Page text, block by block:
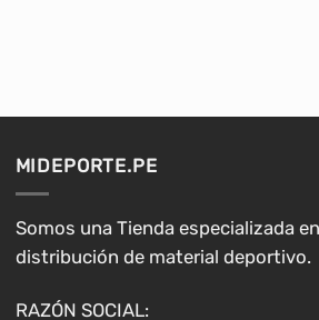
elegir
en
MIDEPORTE.PE
Somos una Tienda especializada
distribución de material deportivo.
RAZÓN SOCIAL: